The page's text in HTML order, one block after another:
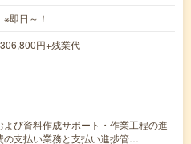
即日～！
円+残業代
よび資料作成サポート・作業工程の進
の支払い業務と支払い進捗管…